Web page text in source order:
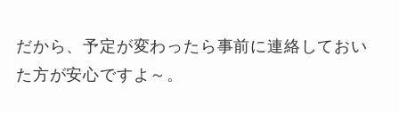
だから、予定が変わったら事前に連絡しておい
た方が安心ですよ～。